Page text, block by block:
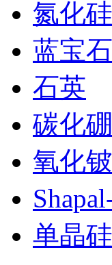
氮化
蓝宝石
石英
碳化
氧化
单晶硅